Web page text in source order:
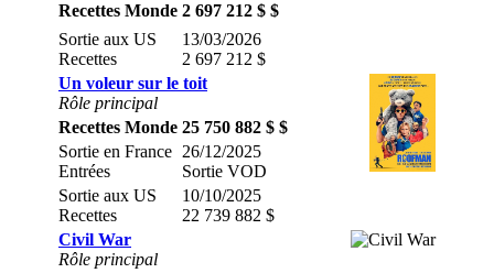
Recettes Monde 2 697 212 $ $
Sortie aux US
Recettes
13/03/2026
2 697 212 $
Un voleur sur le toit
Rôle principal
Recettes Monde 25 750 882 $ $
Sortie en France
Entrées
26/12/2025
Sortie VOD
Sortie aux US
Recettes
10/10/2025
22 739 882 $
Civil War
Rôle principal